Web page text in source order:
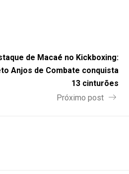
de Macaé no Kickboxing:
Anjos de Combate conquista
13 cinturões
Próximo post